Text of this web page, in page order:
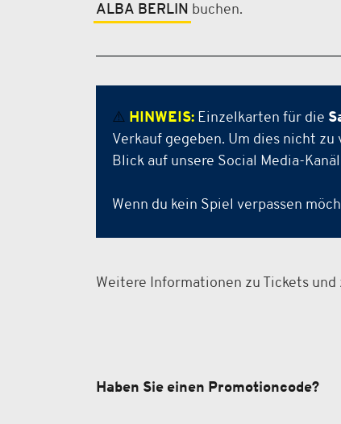
ALBA BERLIN buchen.
⚠️ HINWEIS: Einzelkarten für die
Verkauf gegeben. Um dies nicht
Blick auf unsere Social Media-
Wenn du kein Spiel verpassen
Weitere Informationen zu Tickets
Haben Sie einen Promotioncode?